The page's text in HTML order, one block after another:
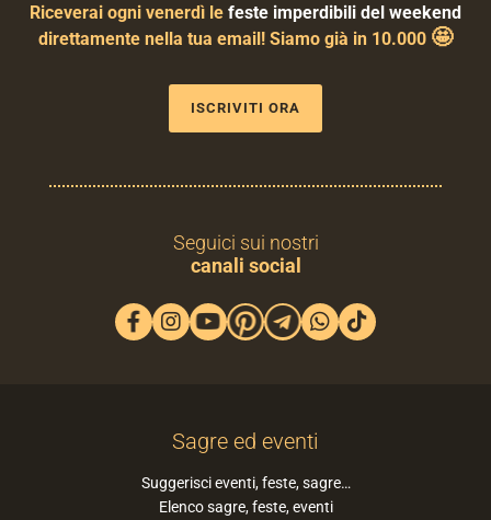
Riceverai ogni venerdì le feste imperdibili del weekend
direttamente nella tua email! Siamo già in 10.000 🤩
ISCRIVITI ORA
Seguici sui nostri
canali social
Sagre ed eventi
Suggerisci eventi, feste, sagre…
Elenco sagre, feste, eventi